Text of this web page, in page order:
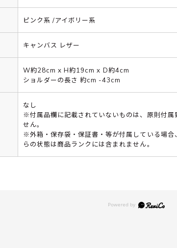
ピンク系 /アイボリー系
キャンバス レザー
W約28cm x H約19cm x D約4cm
ショルダーの長さ 約cm -43cm
なし
※付属品欄に記載されていないものは、原則付属
せん。
※外箱・保存袋・保証書・等が付属している場合
らの状態は商品ランクには含まれません。